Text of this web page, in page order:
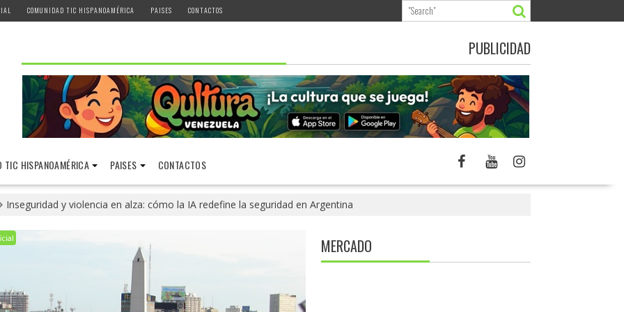
COMUNIDAD TIC HISPANOAMÉRICA PAISES CONTACTOS
PUBLICIDAD
TIC HISPANOAMÉRICA PAISES CONTACTOS
Inseguridad y violencia en alza: cómo la IA redefine la seguridad en Argentina
MERCADO